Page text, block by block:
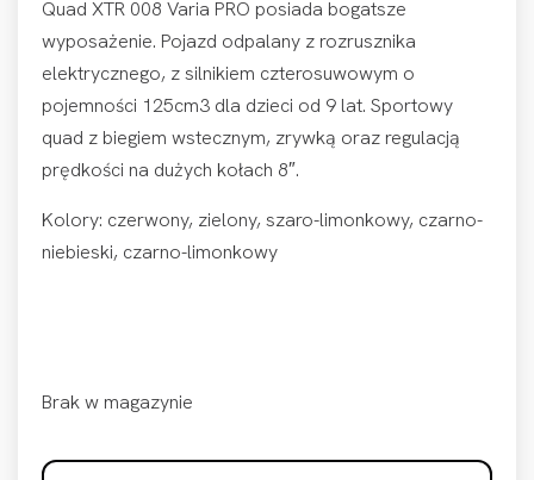
Quad XTR 008 Varia PRO posiada bogatsze
wyposażenie. Pojazd odpalany z rozrusznika
elektrycznego, z silnikiem czterosuwowym o
pojemności 125cm3 dla dzieci od 9 lat. Sportowy
quad z biegiem wstecznym, zrywką oraz regulacją
prędkości na dużych kołach 8″.
Kolory: czerwony, zielony, szaro-limonkowy, czarno-
niebieski, czarno-limonkowy
Brak w magazynie